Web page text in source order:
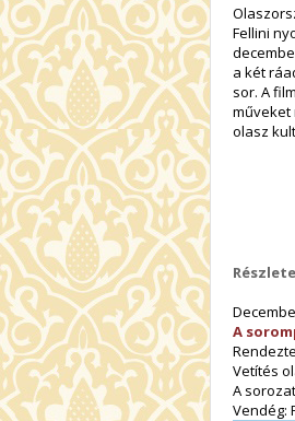
Fellini
a két
sor. A
műveket
olasz
A
Vetítés
A
Vendég: